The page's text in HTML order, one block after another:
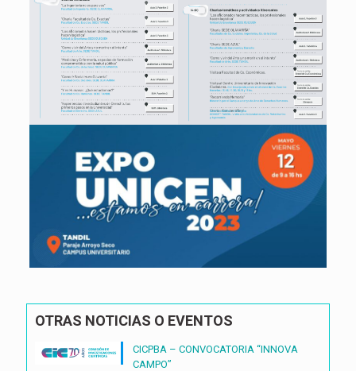
OTRAS NOTICIAS O EVENTOS
CICPBA – CONVOCATORIA “INNOVA
CAMPO”